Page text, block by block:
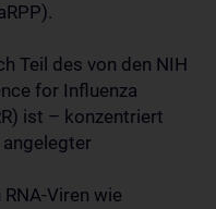
Teil des von den NIH
for Influenza
ist – konzentriert
Viren wie